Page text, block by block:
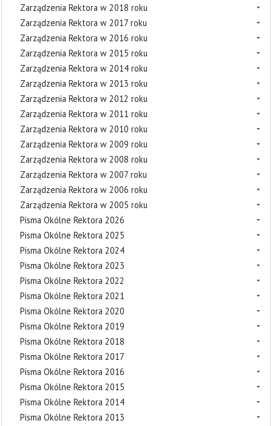
Zarządzenia Rektora w 2018 roku
Zarządzenia Rektora w 2017 roku
Zarządzenia Rektora w 2016 roku
Zarządzenia Rektora w 2015 roku
Zarządzenia Rektora w 2014 roku
Zarządzenia Rektora w 2013 roku
Zarządzenia Rektora w 2012 roku
Zarządzenia Rektora w 2011 roku
Zarządzenia Rektora w 2010 roku
Zarządzenia Rektora w 2009 roku
Zarządzenia Rektora w 2008 roku
Zarządzenia Rektora w 2007 roku
Zarządzenia Rektora w 2006 roku
Zarządzenia Rektora w 2005 roku
Pisma Okólne Rektora 2026
Pisma Okólne Rektora 2025
Pisma Okólne Rektora 2024
Pisma Okólne Rektora 2023
Pisma Okólne Rektora 2022
Pisma Okólne Rektora 2021
Pisma Okólne Rektora 2020
Pisma Okólne Rektora 2019
Pisma Okólne Rektora 2018
Pisma Okólne Rektora 2017
Pisma Okólne Rektora 2016
Pisma Okólne Rektora 2015
Pisma Okólne Rektora 2014
Pisma Okólne Rektora 2013